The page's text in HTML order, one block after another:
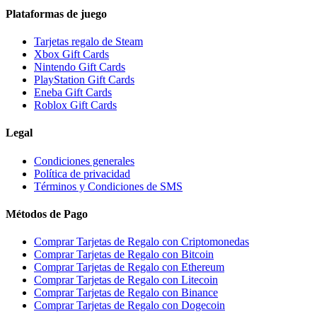
Plataformas de juego
Tarjetas regalo de Steam
Xbox Gift Cards
Nintendo Gift Cards
PlayStation Gift Cards
Eneba Gift Cards
Roblox Gift Cards
Legal
Condiciones generales
Política de privacidad
Términos y Condiciones de SMS
Métodos de Pago
Comprar Tarjetas de Regalo con Criptomonedas
Comprar Tarjetas de Regalo con Bitcoin
Comprar Tarjetas de Regalo con Ethereum
Comprar Tarjetas de Regalo con Litecoin
Comprar Tarjetas de Regalo con Binance
Comprar Tarjetas de Regalo con Dogecoin